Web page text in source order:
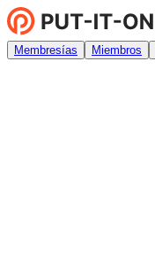
Membresías Miembros